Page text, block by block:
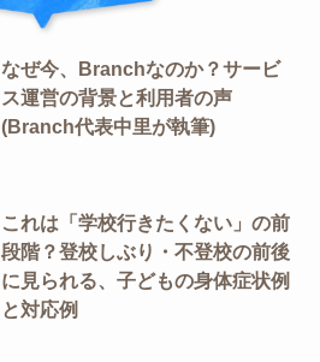
なぜ今、Branchなのか？サービ
ス運営の背景と利用者の声
(Branch代表中里が執筆)
これは「学校行きたくない」の前
段階？登校しぶり・不登校の前後
に見られる、子どもの身体症状例
と対応例